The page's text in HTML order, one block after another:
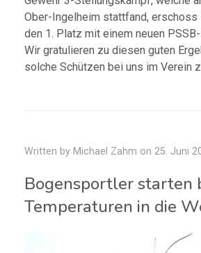
Ober-Ingelheim stattfand,
den 1. Platz mit einem neuen
Wir gratulieren zu diesen guten
solche Schützen bei uns im Verein
Written by Michael Zahm on 25. Juni
Bogensportler starten
Temperaturen in die